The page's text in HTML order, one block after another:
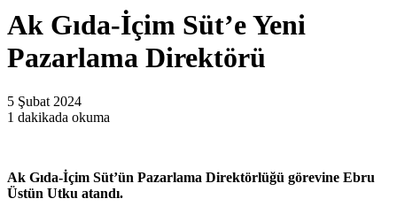
Ak Gıda-İçim Süt’e Yeni
Pazarlama Direktörü
5 Şubat 2024
1 dakikada okuma
Ak Gıda-İçim Süt’ün Pazarlama Direktörlüğü görevine Ebru
Üstün Utku atandı.